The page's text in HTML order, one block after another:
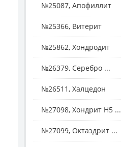
№25087, Апофиллит
№25366, Витерит
№25862, Хондродит
№26379, Серебро ...
№26511, Халцедон
№27098, Хондрит H5 ...
№27099, Октаэдрит ...